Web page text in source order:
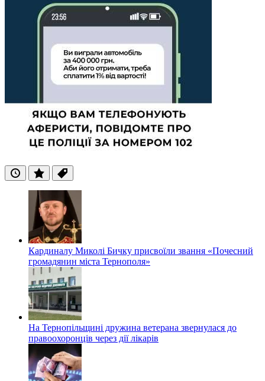
ОстанніПопулярні
Теги
Кардиналу Миколі Бичку присвоїли звання «Почесний
громадянин міста Тернополя»
На Тернопільщині дружина ветерана звернулася до
правоохоронців через дії лікарів